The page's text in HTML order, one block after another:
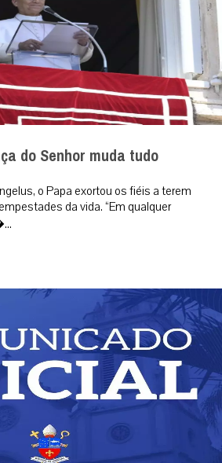
do Senhor muda tudo
o Papa exortou os fiéis a terem
da vida. “Em qualquer